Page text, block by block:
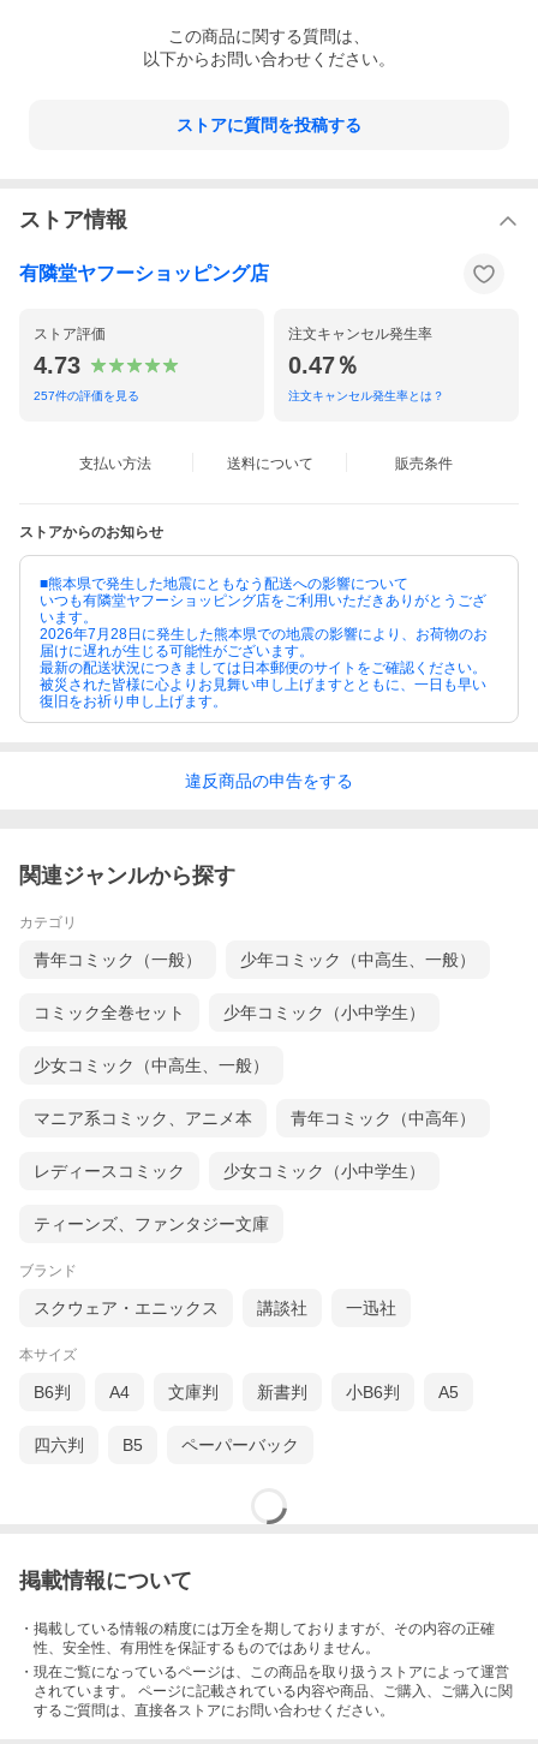
この商品に関する質問は、
以下からお問い合わせください。
ストアに質問を投稿する
ストア情報
有隣堂ヤフーショッピング店
ストア評価
4.73
257件の評価を見る
注文キャンセル発生率
0.47％
注文キャンセル発生率とは？
支払い方法 送料について 販売条件
ストアからのお知らせ
■熊本県で発生した地震にともなう配送への影響について
いつも有隣堂ヤフーショッピング店をご利用いただきありがとうござ
います。
2026年7月28日に発生した熊本県での地震の影響により、お荷物のお
届けに遅れが生じる可能性がございます。
最新の配送状況につきましては日本郵便のサイトをご確認ください。
被災された皆様に心よりお見舞い申し上げますとともに、一日も早い
復旧をお祈り申し上げます。
違反商品の申告をする
関連ジャンルから探す
カテゴリ
青年コミック（一般） 少年コミック（中高生、一般）
コミック全巻セット 少年コミック（小中学生）
少女コミック（中高生、一般）
マニア系コミック、アニメ本 青年コミック（中高年）
レディースコミック 少女コミック（小中学生）
ティーンズ、ファンタジー文庫
ブランド
スクウェア・エニックス 講談社 一迅社
本サイズ
B6判 A4 文庫判 新書判 小B6判 A5
四六判 B5 ペーパーバック
掲載情報について
・掲載している情報の精度には万全を期しておりますが、その内容の正確
性、安全性、有用性を保証するものではありません。
・現在ご覧になっているページは、この商品を取り扱うストアによって運営
されています。 ページに記載されている内容や商品、ご購入 、ご購入に関
するご質問は、直接各ストアにお問い合わせください。